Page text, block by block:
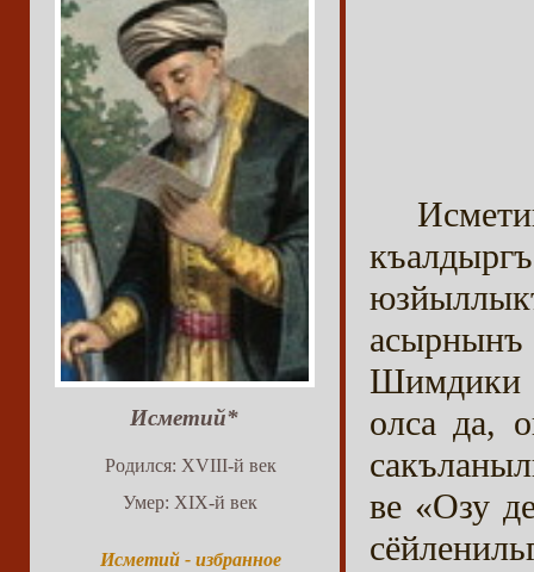
Исметий*
Родился: XVIII-й век
Умер: XIX-й век
Исметий - избранное
Шимдики
олса да,
ве «Озу